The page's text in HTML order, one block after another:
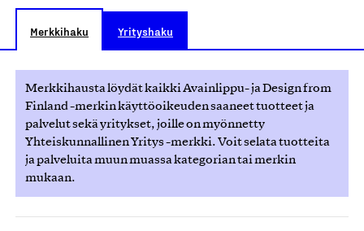
Merkkihaku Yrityshaku
Merkkihausta löydät kaikki Avainlippu- ja Design from
Finland -merkin käyttöoikeuden saaneet tuotteet ja
palvelut sekä yritykset, joille on myönnetty
Yhteiskunnallinen Yritys -merkki. Voit selata tuotteita
ja palveluita muun muassa kategorian tai merkin
mukaan.